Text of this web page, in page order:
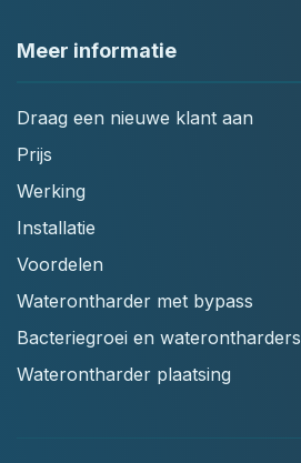
Meer informatie
Draag een nieuwe klant aan
Prijs
Werking
Installatie
Voordelen
Waterontharder met bypass
Bacteriegroei en waterontharders
Waterontharder plaatsing